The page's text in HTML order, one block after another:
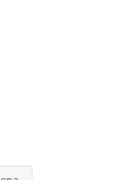
z výběru
které sedí a